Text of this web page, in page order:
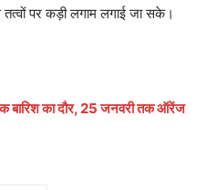
पर कड़ी लगाम लगाई जा सके।
बारिश का दौर, 25 जनवरी तक ऑरेंज